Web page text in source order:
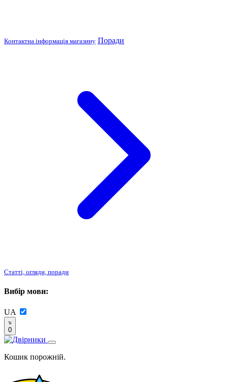
Контактна інформація магазину Поради
Статті, огляди, поради
Вибір мови:
UA
0
Кошик порожній.